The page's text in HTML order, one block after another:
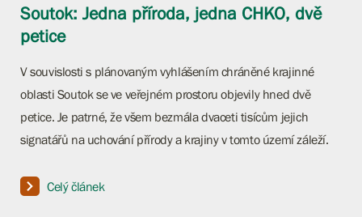
Soutok: Jedna příroda, jedna CHKO, dvě
petice
V souvislosti s plánovaným vyhlášením chráněné krajinné
oblasti Soutok se ve veřejném prostoru objevily hned dvě
petice. Je patrné, že všem bezmála dvaceti tisícům jejich
signatářů na uchování přírody a krajiny v tomto území záleží.
Celý článek